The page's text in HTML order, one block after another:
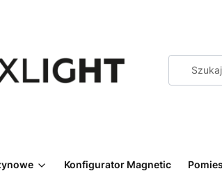
Konfigurator Magnetic